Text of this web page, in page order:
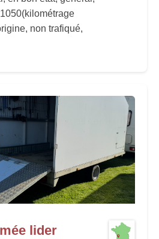
non trafiqué,
lider